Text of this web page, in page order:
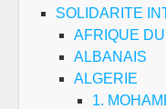
SOLIDARITE
AFRIQUE
ALBANAIS
ALGERIE
1.